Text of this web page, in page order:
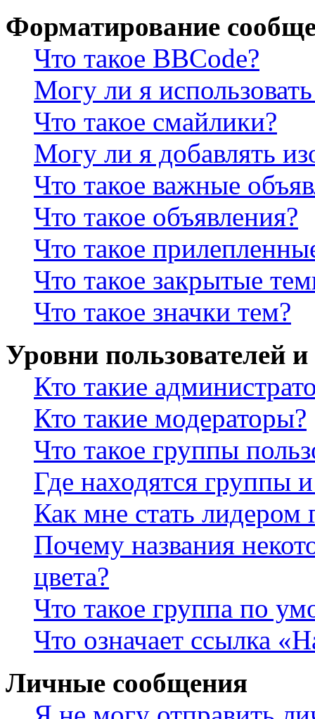
Форматирование
Что такое BBCode?
Могу ли я
Что такое смайлики?
Могу ли я добавлять
Что такое важные
Что такое объявления?
Что такое
Что такое закрытые
Что такое значки тем?
Уровни пользователей
Кто такие
Кто такие модераторы?
Что такое группы
Где находятся группы
Как мне стать лидером
Почему названия
цвета?
Что такое группа по
Что означает ссылка
Личные сообщения